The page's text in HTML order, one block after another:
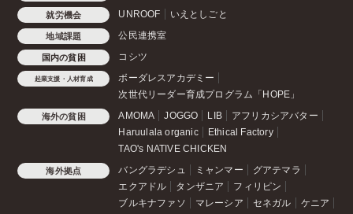
就労機会 UNROOF いえとしごと
地域課題 公民連携室
国内の貧困 コシツ
起業支援・人材育成
ボーダレスアカデミー
次世代リーダー育成プログラム「HOPE」
海外の貧困 AMOMA JOGGO LIB
アフリカシアバター
Haruulala organic
Ethical Factory
TAO's NATIVE CHICKEN
海外拠点 バングラデシュ ミャンマー
グアテマラ
エクアドル
タンザニア
フィリピン
ブルキナファソ
マレーシア セネガル ケニア